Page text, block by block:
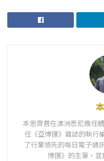
本思齊曾在澳洲悉尼擔任
任《亞博匯》雜誌的執行
了行業領先的每日電子通
博匯》的主筆，並